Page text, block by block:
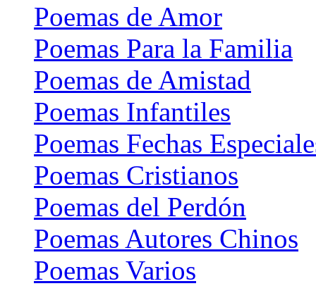
Poemas de Amor
Poemas Para la Familia
Poemas de Amistad
Poemas Infantiles
Poemas Fechas
Poemas Cristianos
Poemas del Perdón
Poemas Autores Chinos
Poemas Varios